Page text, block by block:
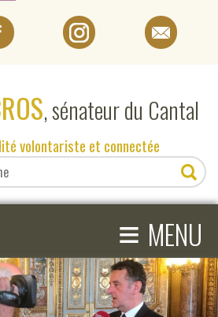
, sénateur du Cantal
volontariste et connectée
≡ MENU